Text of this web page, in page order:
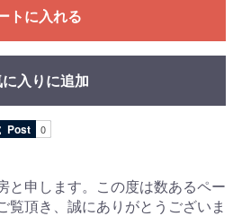
トに入れる
入りに追加
と申します。この度は数あるペー
覧頂き、誠にありがとうございま